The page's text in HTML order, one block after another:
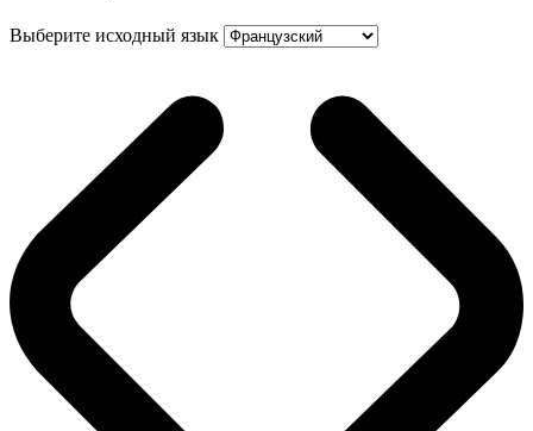
Выберите исходный язык